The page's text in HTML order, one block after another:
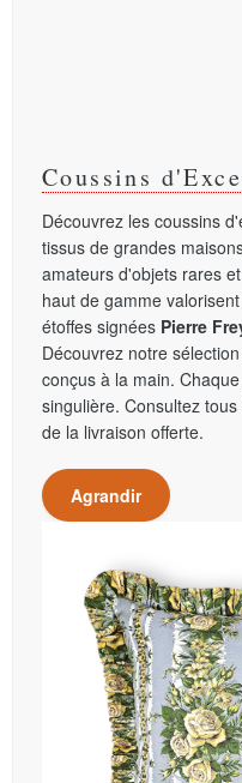
Coussins
Découvrez les coussins
tissus de grandes
amateurs d'objets rares
haut de gamme
étoffes signées Pierre
Découvrez notre
conçus à la main.
singulière. Consultez tous
de la livraison offerte.
Agrandir